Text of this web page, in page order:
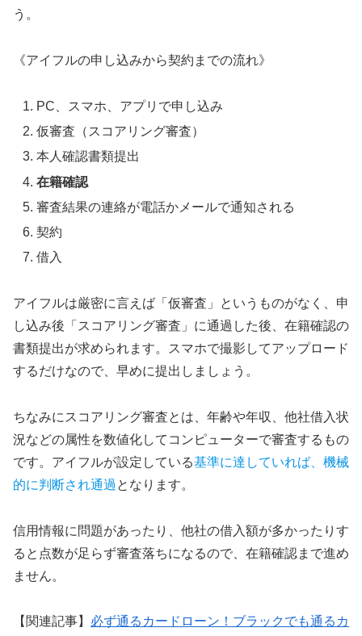
う。
《アイフルの申し込みから契約までの流れ》
PC、スマホ、アプリで申し込み
仮審査（スコアリング審査）
本人確認書類提出
在籍確認
審査結果の連絡が電話かメールで通知される
契約
借入
アイフルは厳密に言えば「仮審査」というものがなく、申
し込み後「スコアリング審査」に通過した後、在籍確認の
書類提出が求められます。スマホで撮影してアップロード
するだけなので、早めに提出しましょう。
ちなみにスコアリング審査とは、年齢や年収、他社借入状
況などの属性を数値化してコンピューターで審査するもの
です。アイフルが設定している基準に達していれば、機械
的に判断され通過 となります。
信用情報に問題があったり、他社の借入額が多かったりす
ると点数が足らず審査落ちになるので、在籍確認まで進め
ません。
【関連記事】 必ず通るカードローン！ブラックでも通るカ